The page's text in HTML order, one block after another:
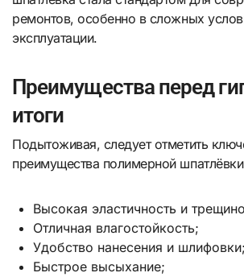
ремонтов, особенно в сложных
эксплуатации.
Преимущества перед
итоги
Подытоживая, следует отметить
преимущества полимерной
Высокая эластичность и
Отличная влагостойкость;
Удобство нанесения и шлифовки;
Быстрое высыхание;